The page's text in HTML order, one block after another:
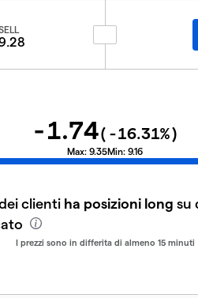
-1.74( -16.31%)
Max: 9.35Min: 9.16
clienti ha posizioni long su
I prezzi sono in differita di almeno 15 minuti